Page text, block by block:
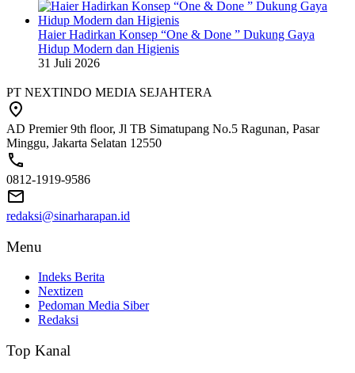
Haier Hadirkan Konsep “One & Done ” Dukung Gaya
Hidup Modern dan Higienis
31 Juli 2026
PT NEXTINDO MEDIA SEJAHTERA
AD Premier 9th floor, Jl TB Simatupang No.5 Ragunan, Pasar
Minggu, Jakarta Selatan 12550
0812-1919-9586
redaksi@sinarharapan.id
Menu
Indeks Berita
Nextizen
Pedoman Media Siber
Redaksi
Top Kanal